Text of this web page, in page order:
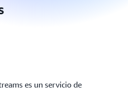
es un servicio de